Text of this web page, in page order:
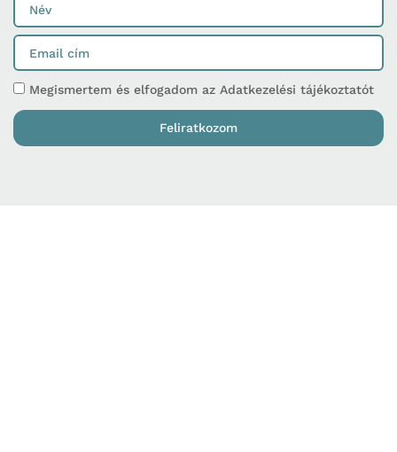
Megismertem és elfogadom az Adatkezelési tájékoztatót
Feliratkozom